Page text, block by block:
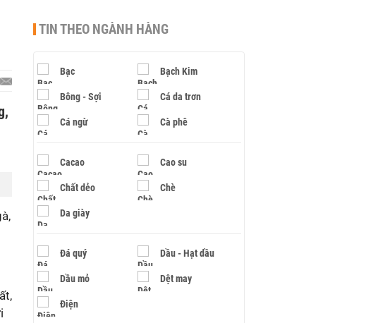
TIN THEO NGÀNH HÀNG
Bạc Bạch Kim
Bông - Sợi Cá da trơn
Cá ngừ Cà phê
Cacao Cao su
Chất dẻo Chè
Da giày
Đá quý Dầu - Hạt dầu
Dầu mỏ Dệt may
Điện